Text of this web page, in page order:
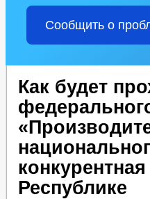
Сообщить о
Как будет
Республике